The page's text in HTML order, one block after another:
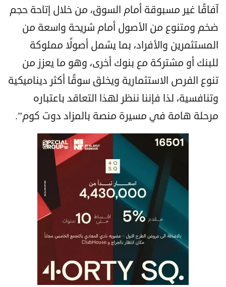
آفاقًا غير مسبوقة أمام السوق، من خلال إتاحة حجم
ضخم ومتنوع من الأصول أمام شريحة واسعة من
المستثمرين والأفراد، بما يشمل أصولًا مملوكة
للبنك أو مشتركة مع بنوك أخرى، وهو ما يعزز من
تنوع الفرص الاستثمارية ويخلق سوقًا أكثر ديناميكية
وتنافسية، لذا فإننا ننظر لهذا التعاقد باعتباره
مرحلة هامة في مسيرة منصة بالمزاد دوت كوم”.